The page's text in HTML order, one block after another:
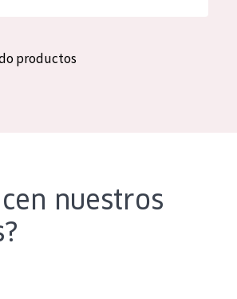
productos
nuestros